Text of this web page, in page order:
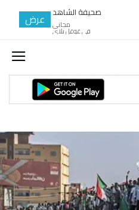
صحيفة الشاهد
مجانى
في غوغل بلاي
عرض